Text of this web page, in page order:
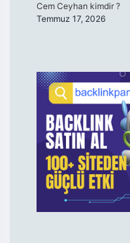
Cem Ceyhan kimdir ?
Temmuz 17, 2026